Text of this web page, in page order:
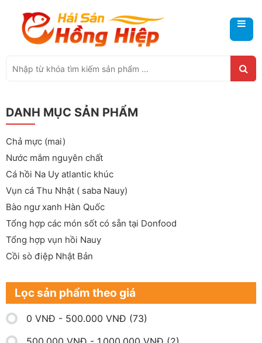
DANH MỤC SẢN PHẨM
Chả mực (mai)
Nước mắm nguyên chất
Cá hồi Na Uy atlantic khúc
Vụn cá Thu Nhật ( saba Nauy)
Bào ngư xanh Hàn Quốc
Tổng hợp các món sốt có sẵn tại Donfood
Tổng hợp vụn hồi Nauy
Cồi sò điệp Nhật Bản
Lọc sản phẩm theo giá
0 VNĐ - 500.000 VNĐ (73)